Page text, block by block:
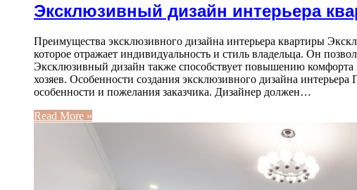
Эксклюзивный дизайн интерьера
Преимущества эксклюзивного дизайна интерьера квартиры
которое отражает индивидуальность и стиль владельца. Он
Эксклюзивный дизайн также способствует повышению
хозяев. Особенности создания эксклюзивного дизайна
особенности и пожелания заказчика. Дизайнер должен…
Read More »